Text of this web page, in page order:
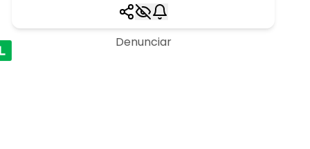
Denunciar